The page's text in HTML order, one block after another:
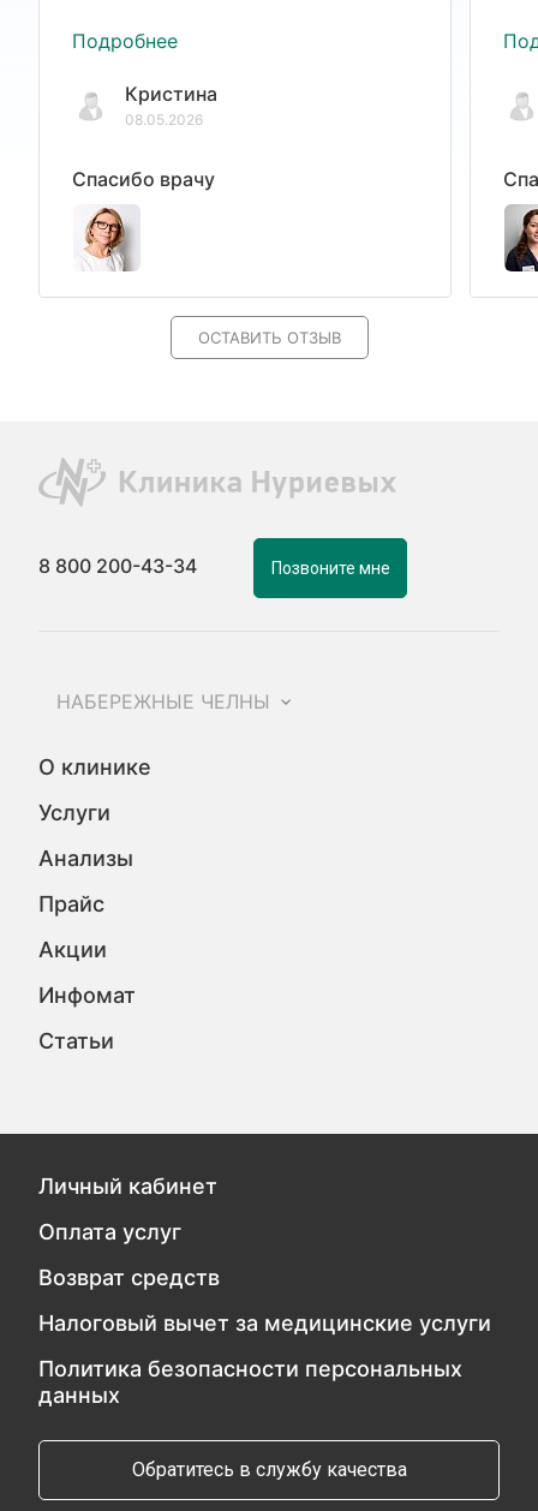
Подробнее
Кристина
08.05.2026
Спасибо врачу
ОСТАВИТЬ ОТЗЫВ
8 800 200-43-34 Позвоните мне
НАБЕРЕЖНЫЕ ЧЕЛНЫ
О клинике
Услуги
Анализы
Прайс
Акции
Инфомат
Статьи
Личный кабинет
Оплата услуг
Возврат средств
Налоговый вычет за медицинские услуги
Политика безопасности персональных
данных
Обратитесь в службу качества